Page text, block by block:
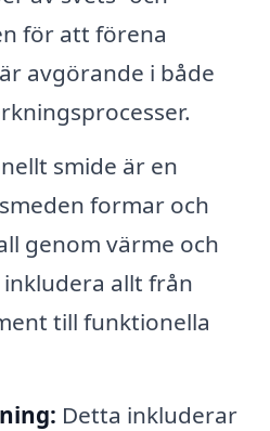
för att förena
avgörande i både
smide är en
formar och
genom värme och
allt från
till funktionella
Detta inkluderar